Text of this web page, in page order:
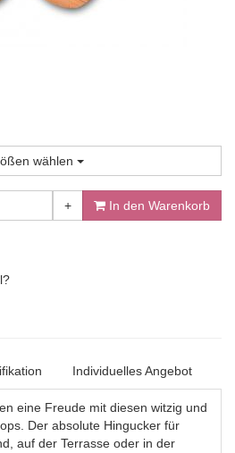
wählen
+ In den Warenkorb
Individuelles Angebot
eine Freude mit diesen witzig und
Der absolute Hingucker für
auf der Terrasse oder in der